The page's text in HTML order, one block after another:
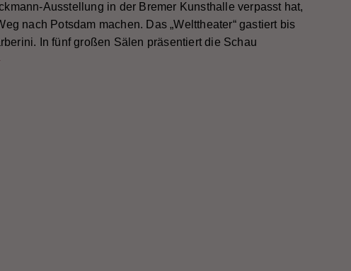
Ausstellung in der Bremer Kunsthalle verpasst hat,
nach Potsdam machen. Das „Welttheater“ gastiert bis
In fünf großen Sälen präsentiert die Schau